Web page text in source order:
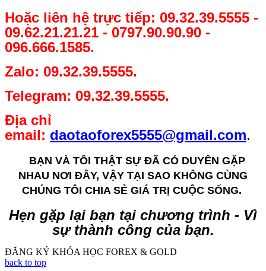
Hoặc liên hệ trực tiếp: 09.32.39.5555 -
09.62.21.21.21 - 0797.90.90.90 -
096.666.1585.
Zalo: 09.32.39.5555.
Telegram: 09.32.39.5555.
Địa chỉ
email: daotaoforex5555@gmail.com.
BẠN VÀ TÔI THẬT SỰ ĐÃ CÓ DUYÊN GẶP
NHAU NƠI ĐÂY, VẬY TẠI SAO KHÔNG CÙNG
CHÚNG TÔI CHIA SẺ GIÁ TRỊ CUỘC SỐNG.
Hẹn gặp lại bạn tại chương trình - Vì
sự thành công của bạn.
ĐĂNG KÝ KHÓA HỌC FOREX & GOLD
back to top